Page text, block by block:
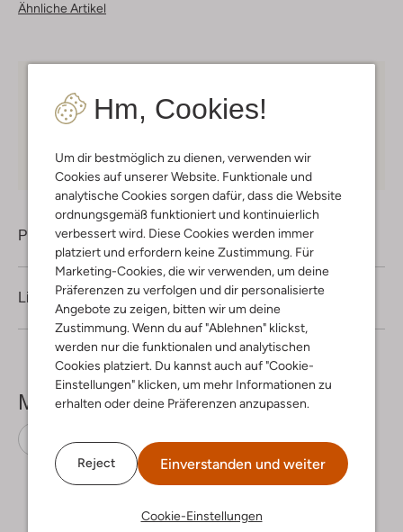
Hm, Cookies!
Um dir bestmöglich zu dienen, verwenden wir
Cookies auf unserer Website. Funktionale und
analytische Cookies sorgen dafür, dass die Website
ordnungsgemäß funktioniert und kontinuierlich
verbessert wird. Diese Cookies werden immer
platziert und erfordern keine Zustimmung. Für
Marketing-Cookies, die wir verwenden, um deine
Präferenzen zu verfolgen und dir personalisierte
Angebote zu zeigen, bitten wir um deine
Zustimmung. Wenn du auf "Ablehnen" klickst,
werden nur die funktionalen und analytischen
Cookies platziert. Du kannst auch auf "Cookie-
Einstellungen" klicken, um mehr Informationen zu
erhalten oder deine Präferenzen anzupassen.
Reject Einverstanden und weiter
Cookie-Einstellungen
Ähnliche Artikel
Kostenloser Versand
Mitglieder in Deutschland
Produktinformation
Lieferung & Rückgabe
Mehr sehen
Gummistiefel Igor Gummi